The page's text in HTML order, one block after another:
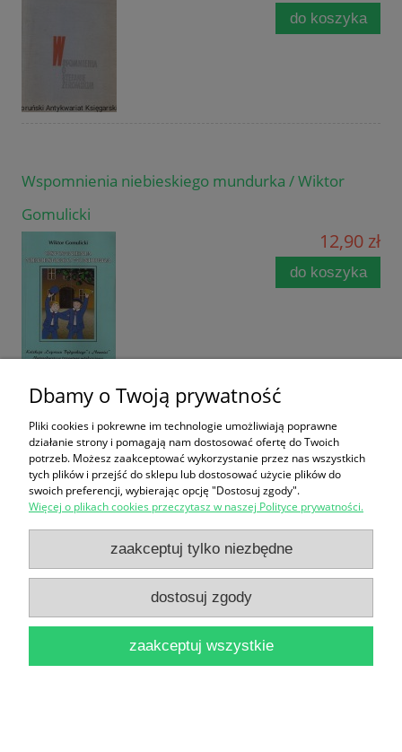
do koszyka
Wspomnienia niebieskiego mundurka / Wiktor
Gomulicki
12,90 zł
do koszyka
Wspomnienia o Stefanie Jaraczu / Kazimierz
Wroczyński
do koszyka
Dbamy o Twoją prywatność
Pliki cookies i pokrewne im technologie umożliwiają poprawne
działanie strony i pomagają nam dostosować ofertę do Twoich
potrzeb. Możesz zaakceptować wykorzystanie przez nas wszystkich
tych plików i przejść do sklepu lub dostosować użycie plików do
swoich preferencji, wybierając opcję "Dostosuj zgody".
Więcej o plikach cookies przeczytasz w naszej Polityce prywatności.
zaakceptuj tylko niezbędne
dostosuj zgody
zaakceptuj wszystkie